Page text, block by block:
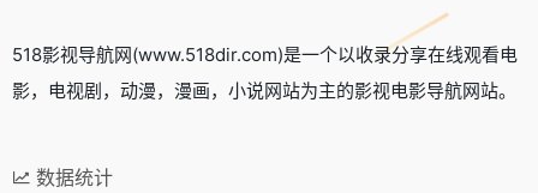
518影视导航网(www.518dir.com)是一个以收录分享在线观看电
影，电视剧，动漫，漫画，小说网站为主的影视电影导航网站。
数据统计